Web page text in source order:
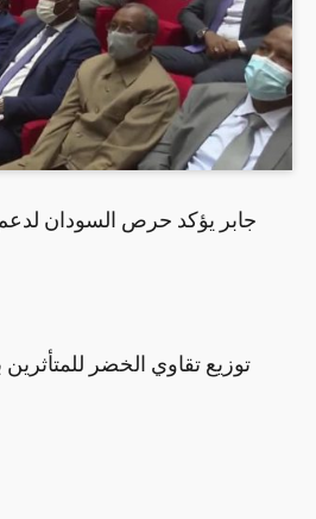
جابر يؤكد حرص السودان
توزیع تقاوي الخضر